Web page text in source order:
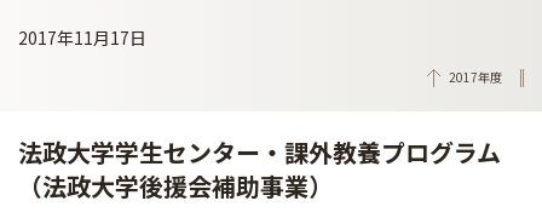
2017年11月17日
2017年度
法政大学学生センター・課外教養プログラム
（法政大学後援会補助事業）